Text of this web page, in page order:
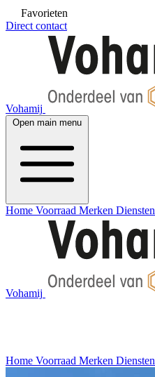
Favorieten
Direct contact
Vohamij
Open main menu
Home Voorraad Merken Diensten
Vohamij
Home Voorraad Merken Diensten